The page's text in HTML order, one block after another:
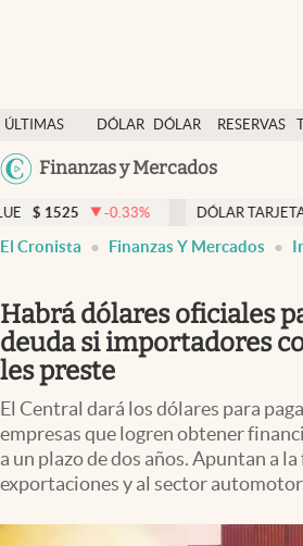
ÚLTIMAS
NOTICIAS
DÓLAR
DÓLAR
RESERVAS
Finanzas y Mercados
Dólar
Members
Economía y Política
Finanzas y Mercados
Negocios
Columnistas
Otras secciones
Apertura
Infotechnology
% DÓLAR TARJETA $ 1976
El Cronista Finanzas Y Mercados
Habrá dólares oficiales
deuda si importadores
les preste
El Central dará los dólares para
empresas que logren obtener
a un plazo de dos años. Apuntan a
exportaciones y al sector